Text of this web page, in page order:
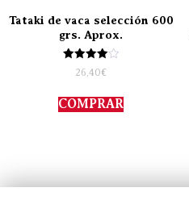
Tataki de vaca selección 600
grs. Aprox.
Valorado
con
de 5
26,40€
COMPRAR